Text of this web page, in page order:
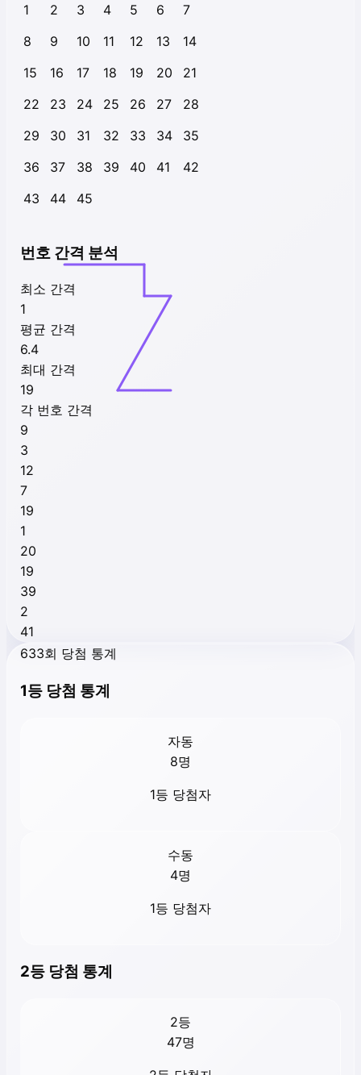
1
2 3 4 5 6
7
8
9 10 11 12 13
14
15
16 17 18 19 20
21
22
23 24 25 26 27
28
29
30 31 32 33 34
35
36
37 38 39 40 41
42
43
44 45
번호 간격 분석
최소 간격
1
평균 간격
6.4
최대 간격
19
각 번호 간격
9
3
12
7
19
1
20
19
39
2
41
633회 당첨 통계
1등 당첨 통계
자동
8명
1등 당첨자
수동
4명
1등 당첨자
2등 당첨 통계
2등
47명